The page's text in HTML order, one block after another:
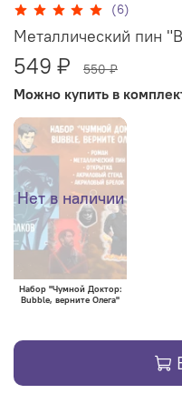
(6)
Металлический пин
549 ₽ 550 ₽
Можно купить в
Нет в наличии
Набор "Чумной Доктор:
Bubble, верните Олега"